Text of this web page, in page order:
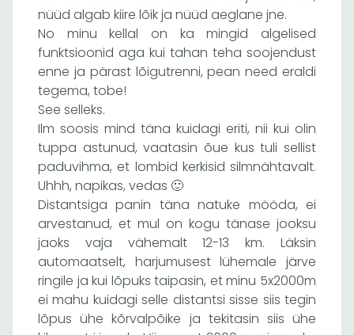
nüüd algab kiire lõik ja nüüd aeglane jne.
No minu kellal on ka mingid algelised
funktsioonid aga kui tahan teha soojendust
enne ja pärast lõigutrenni, pean need eraldi
tegema, tobe!
See selleks.
Ilm soosis mind täna kuidagi eriti, nii kui olin
tuppa astunud, vaatasin õue kus tuli sellist
paduvihma, et lombid kerkisid silmnähtavalt.
Uhhh, napikas, vedas 🙂
Distantsiga panin täna natuke mööda, ei
arvestanud, et mul on kogu tänase jooksu
jaoks vaja vähemalt 12-13 km. Läksin
automaatselt, harjumusest lühemale järve
ringile ja kui lõpuks taipasin, et minu 5x2000m
ei mahu kuidagi selle distantsi sisse siis tegin
lõpus ühe kõrvalpõike ja tekitasin siis ühe